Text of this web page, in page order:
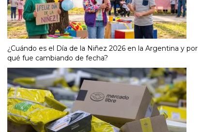
¿Cuándo es el Día de la Niñez 2026 en la Argentina y por
qué fue cambiando de fecha?